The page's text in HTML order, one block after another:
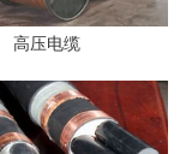
高压电缆